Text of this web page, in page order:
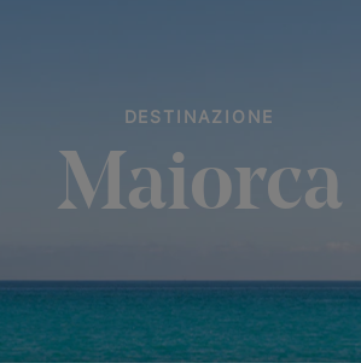
DESTINAZIONE
Maiorca